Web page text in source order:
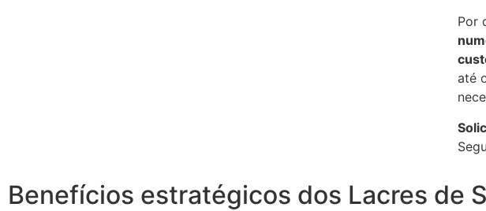
Por
até
Benefícios estratégicos dos Lacres de